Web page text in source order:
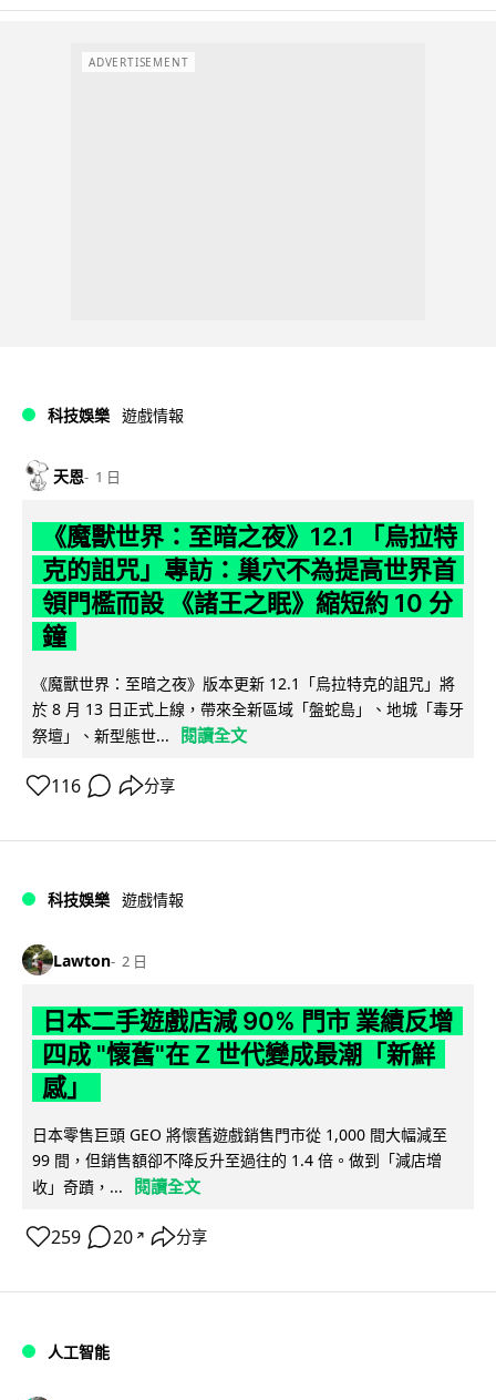
ADVERTISEMENT
科技娛樂 遊戲情報
天恩 1 日
《魔獸世界：至暗之夜》12.1 「烏拉特
克的詛咒」專訪：巢穴不為提高世界首
領門檻而設 《諸王之眠》縮短約 10 分
鐘
《魔獸世界：至暗之夜》版本更新 12.1「烏拉特克的詛咒」將
於 8 月 13 日正式上線，帶來全新區域「盤蛇島」、地城「毒牙
祭壇」、新型態世...
閱讀全文
116 分享
科技娛樂 遊戲情報
Lawton 2 日
日本二手遊戲店減 90% 門市 業績反增
四成 "懷舊"在 Z 世代變成最潮「新鮮
感」
日本零售巨頭 GEO 將懷舊遊戲銷售門市從 1,000 間大幅減至
99 間，但銷售額卻不降反升至過往的 1.4 倍。做到「減店增
收」奇蹟，...
閱讀全文
259 20 ↗ 分享
人工智能